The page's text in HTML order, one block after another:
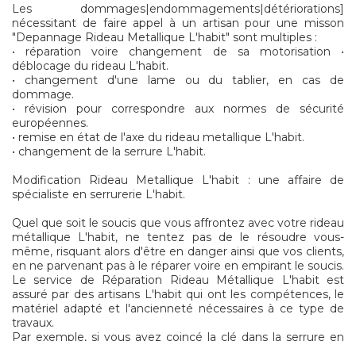
Les dommages|endommagements|détériorations]
nécessitant de faire appel à un artisan pour une misson
"Depannage Rideau Metallique L'habit" sont multiples :
• réparation voire changement de sa motorisation •
déblocage du rideau L'habit.
• changement d'une lame ou du tablier, en cas de
dommage.
• révision pour correspondre aux normes de sécurité
européennes.
• remise en état de l'axe du rideau metallique L'habit.
• changement de la serrure L'habit.
Modification Rideau Metallique L'habit : une affaire de
spécialiste en serrurerie L'habit.
Quel que soit le soucis que vous affrontez avec votre rideau
métallique L'habit, ne tentez pas de le résoudre vous-
même, risquant alors d'être en danger ainsi que vos clients,
en ne parvenant pas à le réparer voire en empirant le soucis.
Le service de Réparation Rideau Métallique L'habit est
assuré par des artisans L'habit qui ont les compétences, le
matériel adapté et l'ancienneté nécessaires à ce type de
travaux.
Par exemple, si vous avez coincé la clé dans la serrure en